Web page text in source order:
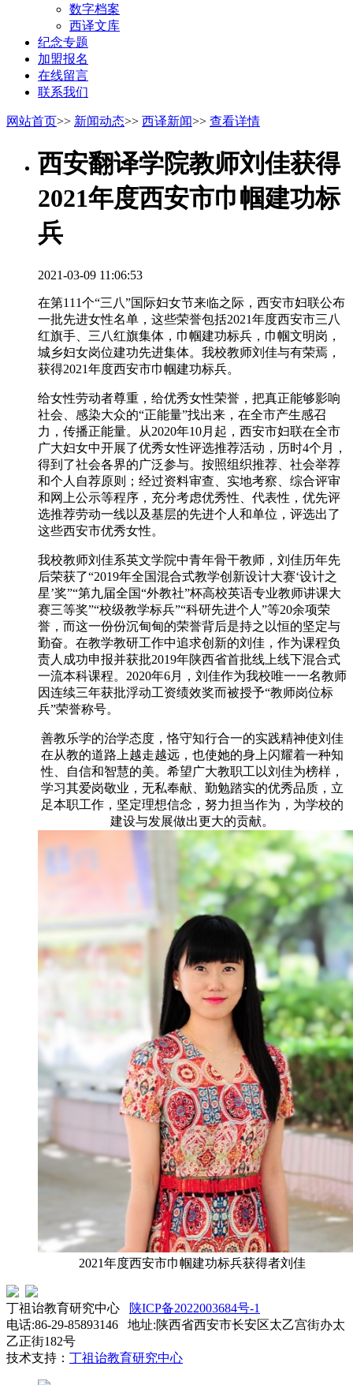
数字档案
西译文库
纪念专题
加盟报名
在线留言
联系我们
网站首页>> 新闻动态>> 西译新闻>> 查看详情
西安翻译学院教师刘佳获得
2021年度西安市巾帼建功标
兵
2021-03-09 11:06:53
在第111个“三八”国际妇女节来临之际，西安市妇联公布
一批先进女性名单，这些荣誉包括2021年度西安市三八
红旗手、三八红旗集体，巾帼建功标兵，巾帼文明岗，
城乡妇女岗位建功先进集体。我校教师刘佳与有荣焉，
获得2021年度西安市巾帼建功标兵。
给女性劳动者尊重，给优秀女性荣誉，把真正能够影响
社会、感染大众的“正能量”找出来，在全市产生感召
力，传播正能量。从2020年10月起，西安市妇联在全市
广大妇女中开展了优秀女性评选推荐活动，历时4个月，
得到了社会各界的广泛参与。按照组织推荐、社会举荐
和个人自荐原则；经过资料审查、实地考察、综合评审
和网上公示等程序，充分考虑优秀性、代表性，优先评
选推荐劳动一线以及基层的先进个人和单位，评选出了
这些西安市优秀女性。
我校教师刘佳系英文学院中青年骨干教师，刘佳历年先
后荣获了“2019年全国混合式教学创新设计大赛‘设计之
星’奖”“第九届全国“外教社”杯高校英语专业教师讲课大
赛三等奖”“校级教学标兵”“科研先进个人”等20余项荣
誉，而这一份份沉甸甸的荣誉背后是持之以恒的坚定与
勤奋。在教学教研工作中追求创新的刘佳，作为课程负
责人成功申报并获批2019年陕西省首批线上线下混合式
一流本科课程。2020年6月，刘佳作为我校唯一一名教师
因连续三年获批浮动工资绩效奖而被授予“教师岗位标
兵”荣誉称号。
善教乐学的治学态度，恪守知行合一的实践精神使刘佳
在从教的道路上越走越远，也使她的身上闪耀着一种知
性、自信和智慧的美。希望广大教职工以刘佳为榜样，
学习其爱岗敬业，无私奉献、勤勉踏实的优秀品质，立
足本职工作，坚定理想信念，努力担当作为，为学校的
建设与发展做出更大的贡献。
2021年度西安市巾帼建功标兵获得者刘佳
丁祖诒教育研究中心
陕ICP备2022003684号-1
电话:86-29-85893146 地址:陕西省西安市长安区太乙宫街办太
乙正街182号
技术支持： 丁祖诒教育研究中心